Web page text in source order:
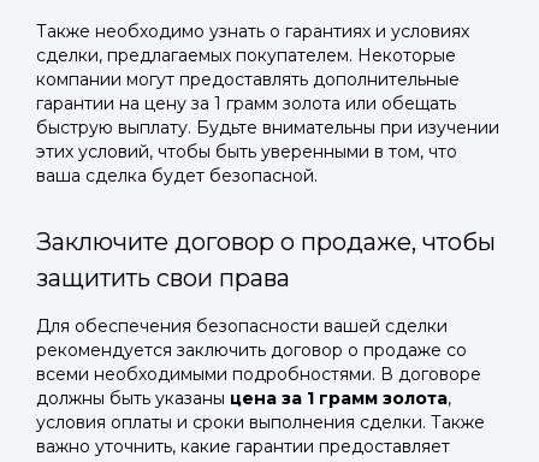
Также необходимо узнать о гарантиях и условиях
сделки, предлагаемых покупателем. Некоторые
компании могут предоставлять дополнительные
гарантии на цену за 1 грамм золота или обещать
быструю выплату. Будьте внимательны при изучении
этих условий, чтобы быть уверенными в том, что
ваша сделка будет безопасной.
Заключите договор о продаже, чтобы
защитить свои права
Для обеспечения безопасности вашей сделки
рекомендуется заключить договор о продаже со
всеми необходимыми подробностями. В договоре
должны быть указаны цена за 1 грамм золота,
условия оплаты и сроки выполнения сделки. Также
важно уточнить, какие гарантии предоставляет